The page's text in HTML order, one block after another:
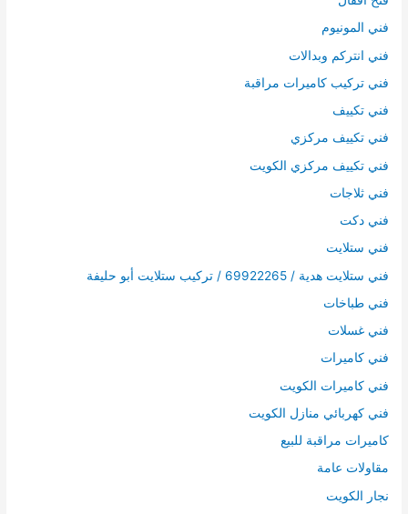
فني المونيوم
فني انتركم وبدالات
فني تركيب كاميرات مراقبة
فني تكييف
فني تكييف مركزي
فني تكييف مركزي الكويت
فني ثلاجات
فني دكت
فني ستلايت
فني ستلايت هدية / 69922265 / تركيب ستلايت أبو حليفة
فني طباخات
فني غسلات
فني كاميرات
فني كاميرات الكويت
فني كهربائي منازل الكويت
كاميرات مراقبة للبيع
مقاولات عامة
نجار الكويت